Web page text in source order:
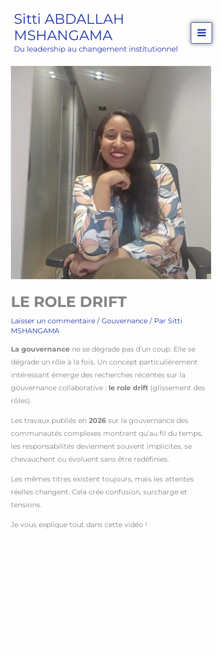
contenu
Sitti ABDALLAH
MSHANGAMA
Du leadership au changement institutionnel
LE ROLE DRIFT
Laisser un commentaire / Gouvernance/ Par Sitti
MSHANGAMA
La gouvernancene se dégrade pas d’un coup. Elle se
dégrade un rôle à la fois. Un concept particulièrement
intéressant émerge des recherches récentes sur la
gouvernance collaborative : le role drift(glissement des
rôles).
Les travaux publiés en 2026 sur la gouvernance des
communautés complexes montrent qu’au fil du temps,
les responsabilités deviennent souvent implicites, se
chevauchent ou évoluent sans être redéfinies.
Les mêmes titres existent toujours, mais les attentes
réelles changent. Cela crée confusion, surcharge et
tensions.
Je vous explique tout dans cette vidéo !